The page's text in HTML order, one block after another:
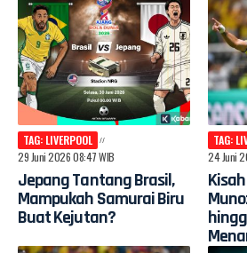
TAG: LIVERPOOL
29 Juni 2026 08:47 WIB
Jepang Tantang Brasil,
Mampukah Samurai Biru
Buat Kejutan?
TAG:
24 Juni